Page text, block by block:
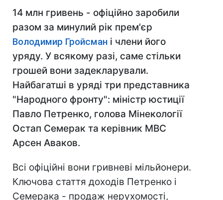
14 млн гривень - офіційно заробили
разом за минулий рік прем'єр
Володимир Гройсман і члени його
уряду. У всякому разі, саме стільки
грошей вони задекларували.
Найбагатші в уряді три представника
"Народного фронту": міністр юстиції
Павло Петренко, голова Мінекології
Остап Семерак та керівник МВС
Арсен Аваков.
Всі офіційні вони гривневі мільйонери.
Ключова стаття доходів Петренко і
Семерака - продаж нерухомості,